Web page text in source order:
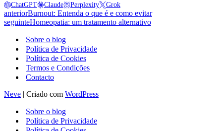
ChatGPT Claude Perplexity Grok
anteriorBurnout: Entenda o que é e como evitar
seguinteHomeopatia: um tratamento alternativo
Sobre o blog
Política de Privacidade
Política de Cookies
Termos e Condições
Contacto
Neve | Criado com WordPress
Sobre o blog
Política de Privacidade